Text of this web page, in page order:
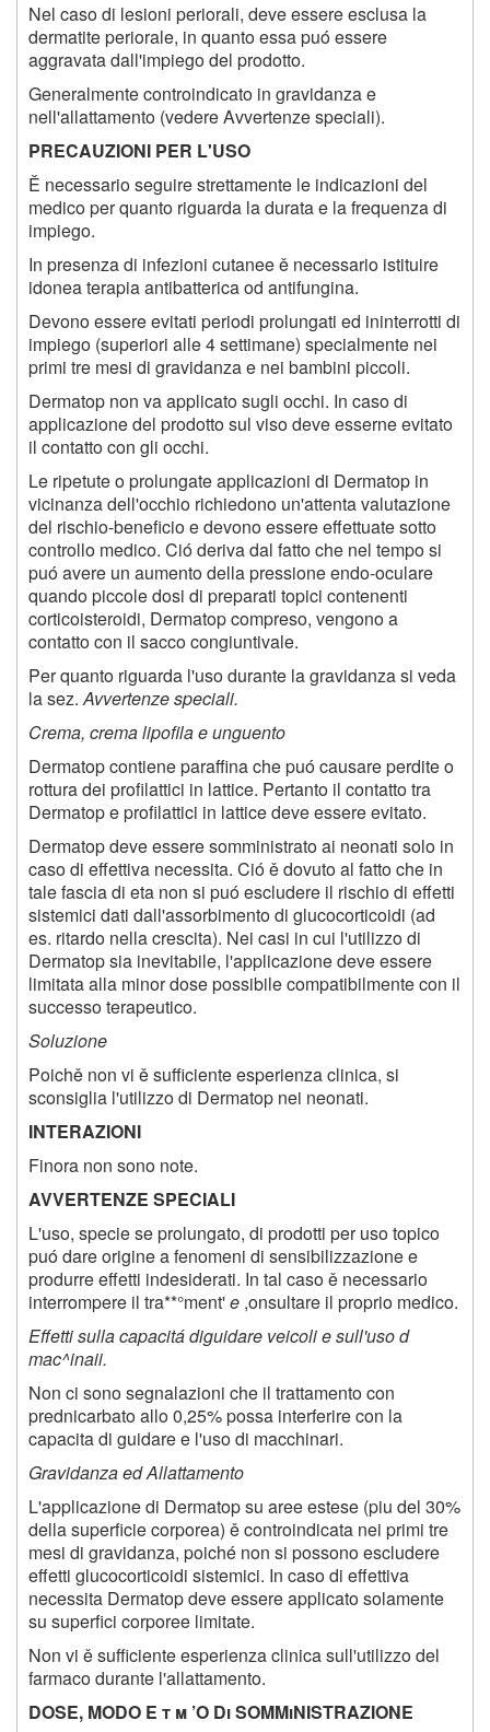
Nel caso di lesioni periorali, deve essere esclusa la
dermatite periorale, in quanto essa puó essere
aggravata dall'impiego del prodotto.
Generalmente controindicato in gravidanza e
nell'allattamento (vedere Avvertenze speciali).
PRECAUZIONI PER L'USO
Ě necessario seguire strettamente le indicazioni del
medico per quanto riguarda la durata e la frequenza di
impiego.
In presenza di infezioni cutanee ě necessario istituire
idonea terapia antibatterica od antifungina.
Devono essere evitati periodi prolungati ed ininterrotti di
impiego (superiori alle 4 settimane) specialmente nei
primi tre mesi di gravidanza e nei bambini piccoli.
Dermatop non va applicato sugli occhi. In caso di
applicazione del prodotto sul viso deve esserne evitato
il contatto con gli occhi.
Le ripetute o prolungate applicazioni di Dermatop in
vicinanza dell'occhio richiedono un'attenta valutazione
del rischio-beneficio e devono essere effettuate sotto
controllo medico. Ció deriva dal fatto che nel tempo si
puó avere un aumento della pressione endo-oculare
quando piccole dosi di preparati topici contenenti
corticoisteroidi, Dermatop compreso, vengono a
contatto con il sacco congiuntivale.
Per quanto riguarda l'uso durante la gravidanza si veda
la sez.Avvertenze speciali.
Crema, crema lipofila e unguento
Dermatop contiene paraffina che puó causare perdite o
rottura dei profilattici in lattice. Pertanto il contatto tra
Dermatop e profilattici in lattice deve essere evitato.
Dermatop deve essere somministrato ai neonati solo in
caso di effettiva necessita. Ció ě dovuto al fatto che in
tale fascia di eta non si puó escludere il rischio di effetti
sistemici dati dall'assorbimento di glucocorticoidi (ad
es. ritardo nella crescita). Nei casi in cui l'utilizzo di
Dermatop sia inevitabile, l'applicazione deve essere
limitata alla minor dose possibile compatibilmente con il
successo terapeutico.
Soluzione
Poichě non vi ě sufficiente esperienza clinica, si
sconsiglia l'utilizzo di Dermatop nei neonati.
INTERAZIONI
Finora non sono note.
AVVERTENZE SPECIALI
L'uso, specie se prolungato, di prodotti per uso topico
puó dare origine a fenomeni di sensibilizzazione e
produrre effetti indesiderati. In tal caso ě necessario
interrompere il tra**°ment'e ,onsultare il proprio medico.
Effetti sulla capacitá diguidare veicoli e sull'uso d
mac^inaii.
Non ci sono segnalazioni che il trattamento con
prednicarbato allo 0,25% possa interferire con la
capacita di guidare e l'uso di macchinari.
Gravidanza ed Allattamento
L'applicazione di Dermatop su aree estese (piu del 30%
della superficie corporea) ě controindicata nei primi tre
mesi di gravidanza, poiché non si possono escludere
effetti glucocorticoidi sistemici. In caso di effettiva
necessita Dermatop deve essere applicato solamente
su superfici corporee limitate.
Non vi ě sufficiente esperienza clinica sull'utilizzo del
farmaco durante l'allattamento.
DOSE, MODO E t m ’O Di SOMMiNISTRAZIONE